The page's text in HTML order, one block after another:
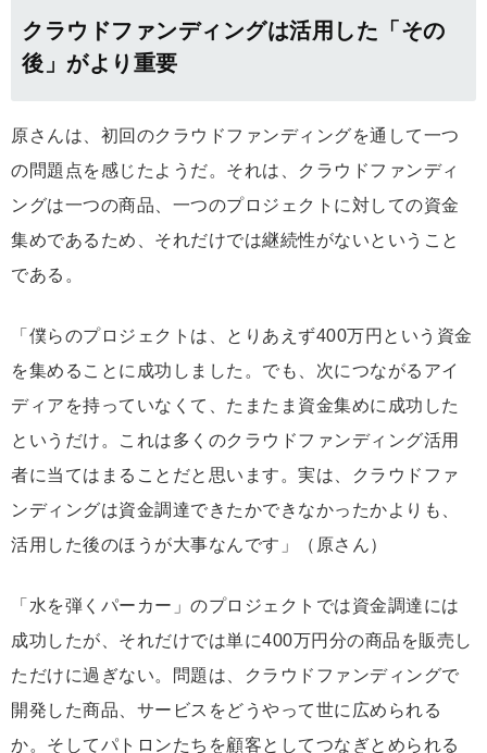
クラウドファンディングは活用した「その
後」がより重要
原さんは、初回のクラウドファンディングを通して一つ
の問題点を感じたようだ。それは、クラウドファンディ
ングは一つの商品、一つのプロジェクトに対しての資金
集めであるため、それだけでは継続性がないということ
である。
「僕らのプロジェクトは、とりあえず400万円という資金
を集めることに成功しました。でも、次につながるアイ
ディアを持っていなくて、たまたま資金集めに成功した
というだけ。これは多くのクラウドファンディング活用
者に当てはまることだと思います。実は、クラウドファ
ンディングは資金調達できたかできなかったかよりも、
活用した後のほうが大事なんです」（原さん）
「水を弾くパーカー」のプロジェクトでは資金調達には
成功したが、それだけでは単に400万円分の商品を販売し
ただけに過ぎない。問題は、クラウドファンディングで
開発した商品、サービスをどうやって世に広められる
か。そしてパトロンたちを顧客としてつなぎとめられる